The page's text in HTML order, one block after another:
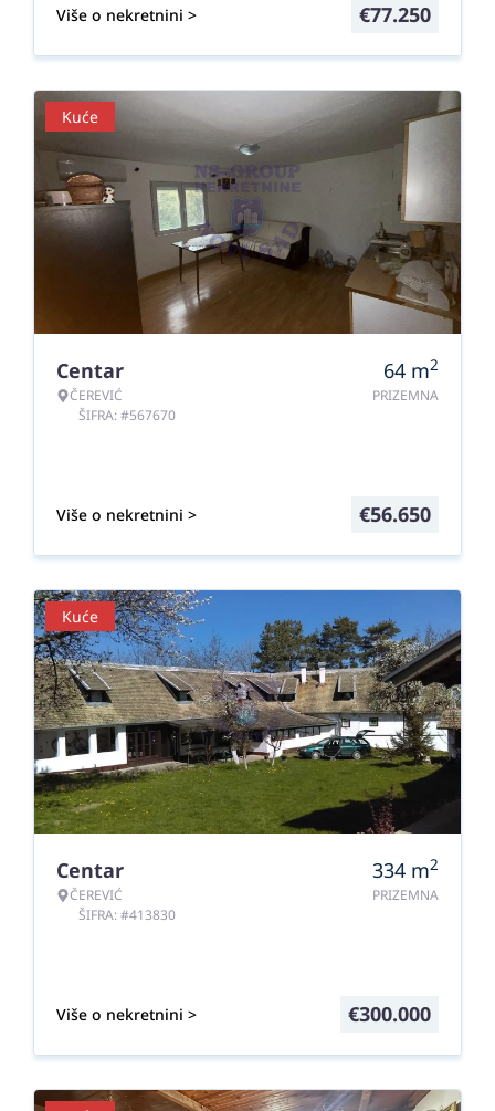
Više o nekretnini > €77.250
Kuće
Centar
ČEREVIĆ
ŠIFRA: #567670
64 m2
PRIZEMNA
Više o nekretnini > €56.650
Kuće
Centar
ČEREVIĆ
ŠIFRA: #413830
334 m2
PRIZEMNA
Više o nekretnini > €300.000